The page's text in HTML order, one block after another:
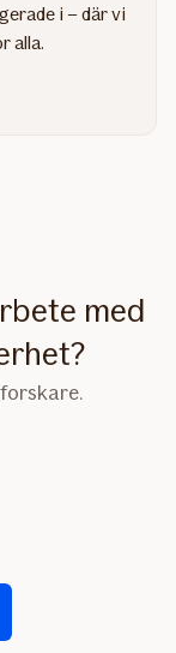
i – där vi
alla.
med